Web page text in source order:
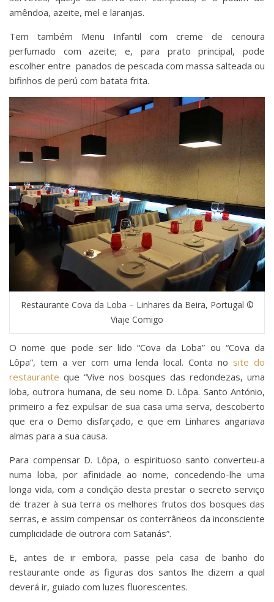
amêndoa, azeite, mel e laranjas.
Tem também Menu Infantil com creme de cenoura
perfumado com azeite; e, para prato principal, pode
escolher entre panados de pescada com massa salteada ou
bifinhos de perú com batata frita.
Restaurante Cova da Loba – Linhares da Beira, Portugal ©
Viaje Comigo
O nome que pode ser lido “Cova da Loba” ou “Cova da
Lôpa”, tem a ver com uma lenda local. Conta no site do
restaurante que “Vive nos bosques das redondezas, uma
loba, outrora humana, de seu nome D. Lôpa. Santo António,
primeiro a fez expulsar de sua casa uma serva, descoberto
que era o Demo disfarçado, e que em Linhares angariava
almas para a sua causa.
Para compensar D. Lôpa, o espirituoso santo converteu-a
numa loba, por afinidade ao nome, concedendo-lhe uma
longa vida, com a condição desta prestar o secreto serviço
de trazer à sua terra os melhores frutos dos bosques das
serras, e assim compensar os conterrâneos da inconsciente
cumplicidade de outrora com Satanás”.
E, antes de ir embora, passe pela casa de banho do
restaurante onde as figuras dos santos lhe dizem a qual
deverá ir, guiado com luzes fluorescentes.